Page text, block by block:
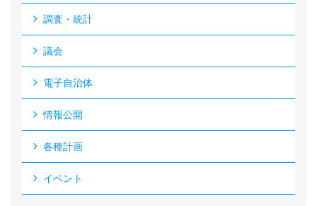
調査・統計
議会
電子自治体
情報公開
各種計画
イベント